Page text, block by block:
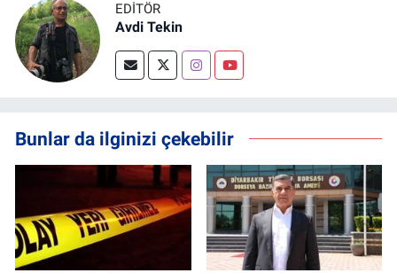
EDITÖR
Avdi Tekin
Bunlar da ilginizi çekebilir